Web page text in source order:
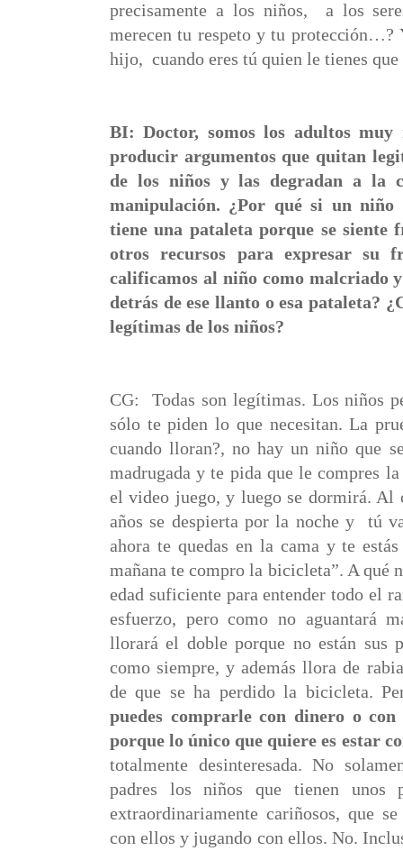
precisamente a los niños,
a los
merecen tu respeto y tu protección…?
hijo, cuando eres tú quien le tienes
BI: Doctor, somos los adultos
producir argumentos que quitan
de los niños y las degradan a la
manipulación. ¿Por qué si un
tiene una pataleta porque se siente
otros recursos para expresar su
calificamos al niño como malcriado
detrás de ese llanto o esa pataleta?
legítimas de los niños?
CG:
Todas son legítimas. Los niños
sólo te piden lo que necesitan. La
cuando lloran?, no hay un niño que
madrugada y te pida que le compres
el video juego, y luego se dormirá. Al
años se despierta por la noche y
tú
ahora te quedas en la cama y te
mañana te compro la bicicleta”. A qué
edad suficiente para entender todo el
esfuerzo, pero como no aguantará
llorará el dobleporque no están sus
como siempre, y además llora de
de que se ha perdido la bicicleta.
puedes comprarle con dinero o con
porque lo único que quiere es estar
totalmente desinteresada. No
padres los niños que tienen unos
extraordinariamente cariñosos, que
con ellos y jugando con ellos. No.